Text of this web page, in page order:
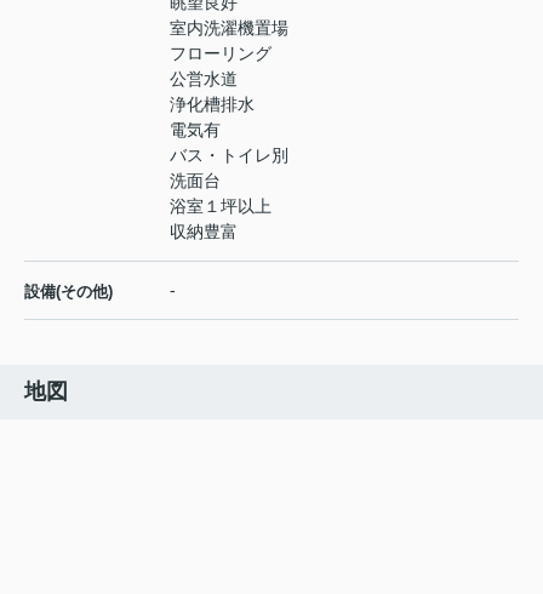
室内洗濯機置場
フローリング
公営水道
浄化槽排水
電気有
バス・トイレ別
洗面台
浴室１坪以上
収納豊富
設備(その他) -
地図